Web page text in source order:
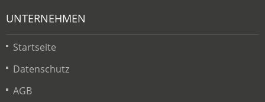
UNTERNEHMEN
Startseite
Datenschutz
AGB